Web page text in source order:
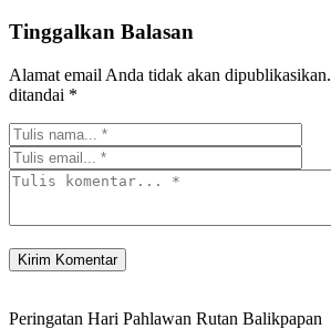
Tinggalkan Balasan
Alamat email Anda tidak akan dipublikasikan.
ditandai *
Peringatan Hari Pahlawan Rutan Balikpapan